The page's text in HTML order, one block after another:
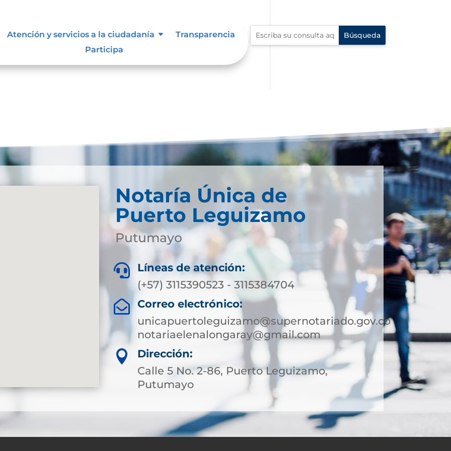
Atención y servicios a la ciudadanía
Transparencia
Participa
les aplique de interés.
Notaría Única de
Puerto Leguizamo
Putumayo

Líneas de atención:
(+57) 3115390523 - 3115384704

Correo electrónico:
unicapuertoleguizamo@supernotariado.gov.co
notariaelenalongaray@gmail.com

Dirección:
Calle 5 No. 2-86, Puerto Leguizamo,
Putumayo